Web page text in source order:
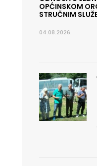
OPĆINSKOM
STRUČNIM
04.08.2026.